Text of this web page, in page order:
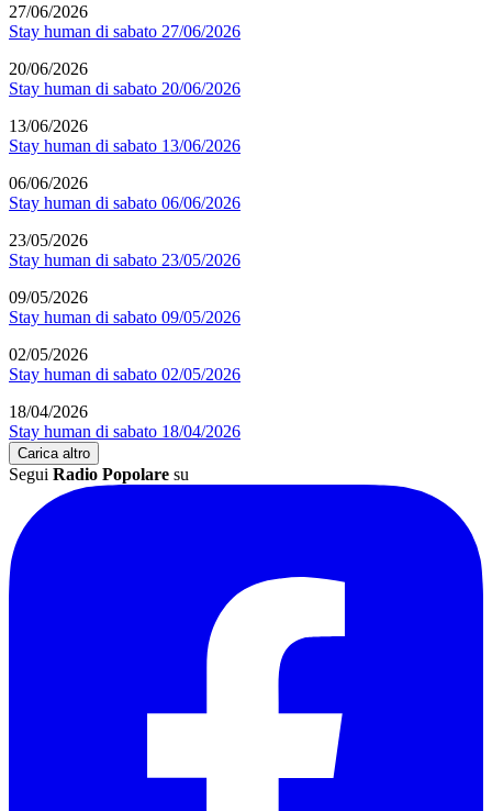
27/06/2026
20/06/2026
13/06/2026
06/06/2026
23/05/2026
09/05/2026
02/05/2026
18/04/2026
Stay human di sabato 18/04/2026
Carica altro
SeguiRadio Popolare